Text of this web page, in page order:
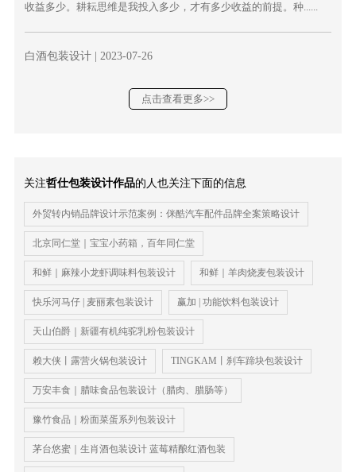
收益多少。耕耘思维是我投入多少，才有多少收益的前提。种......
白酒包装设计| 2023-07-26
点击查看更多>>
关注哲仕包装设计作品的人也关注下面的信息
外贸转内销品牌设计示范案例：侎酷汽车配件品牌全案策略设计
北京同仁堂｜宝宝小药箱，百年同仁堂
和鲜｜麻辣小龙虾调味料包装设计 和鲜｜羊肉烧麦包装设计
快乐河马仔 | 麦丽素包装设计 赢加 | 功能饮料包装设计
天山伯爵｜新疆有机纯驼乳粉包装设计
赖大侠丨露营火锅包装设计 TINGKAM丨刹车蹄块包装设计
万安丰食｜腊味食品包装设计（腊肉、腊肠等）
豫竹食品｜粉面菜蛋系列包装设计
茅台悠蜜｜生肖酒包装设计 蓝莓精酿红酒包装